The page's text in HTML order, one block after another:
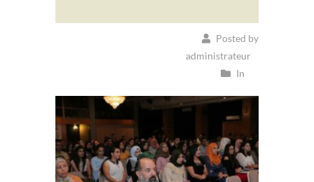
Posted by
administrateur
In